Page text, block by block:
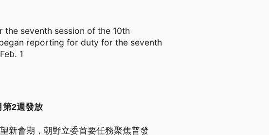
seventh session of the 10th
reporting for duty for the seventh
1
第2週發放
新會期，朝野立委首要任務聚焦普發